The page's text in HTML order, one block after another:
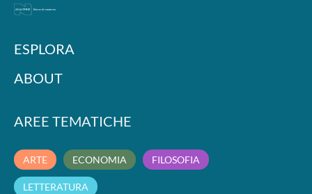
ESPLORA
ABOUT
AREE TEMATICHE
ARTE ECONOMIA FILOSOFIA
LETTERATURA